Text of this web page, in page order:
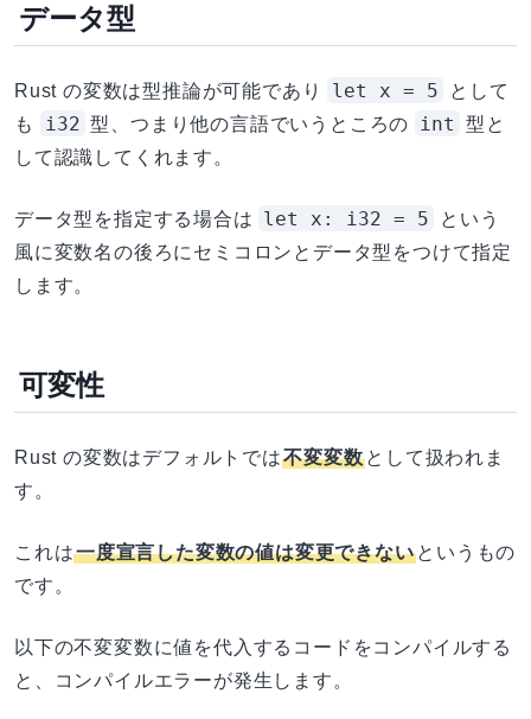
データ型
Rust の変数は型推論が可能であり let x = 5
として
も
i32 型、つまり他の言語でいうところの int
型と
して認識してくれます。
データ型を指定する場合は let x: i32 = 5
という
風に変数名の後ろにセミコロンとデータ型をつけて指定
します。
可変性
Rust の変数はデフォルトでは 不変変数として扱われま
す。
これは一度宣言した変数の値は変更できないというもの
です。
以下の不変変数に値を代入するコードをコンパイルする
と、コンパイルエラーが発生します。